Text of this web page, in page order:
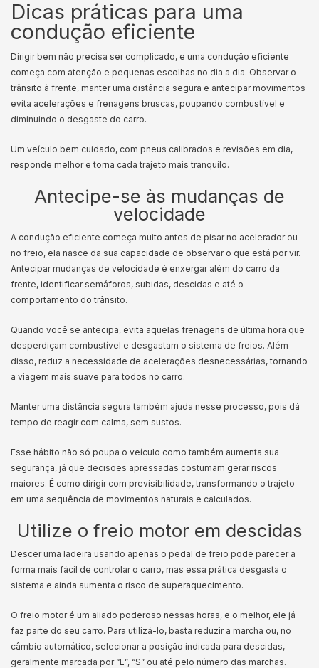
Dicas práticas para uma
condução eficiente
Dirigir bem não precisa ser complicado, e uma condução eficiente
começa com atenção e pequenas escolhas no dia a dia. Observar o
trânsito à frente, manter uma distância segura e antecipar movimentos
evita acelerações e frenagens bruscas, poupando combustível e
diminuindo o desgaste do carro.
Um veículo bem cuidado, com pneus calibrados e revisões em dia,
responde melhor e torna cada trajeto mais tranquilo.
Antecipe-se às mudanças de
velocidade
A condução eficiente começa muito antes de pisar no acelerador ou
no freio, ela nasce da sua capacidade de observar o que está por vir.
Antecipar mudanças de velocidade é enxergar além do carro da
frente, identificar semáforos, subidas, descidas e até o
comportamento do trânsito.
Quando você se antecipa, evita aquelas frenagens de última hora que
desperdiçam combustível e desgastam o sistema de freios. Além
disso, reduz a necessidade de acelerações desnecessárias, tornando
a viagem mais suave para todos no carro.
Manter uma distância segura também ajuda nesse processo, pois dá
tempo de reagir com calma, sem sustos.
Esse hábito não só poupa o veículo como também aumenta sua
segurança, já que decisões apressadas costumam gerar riscos
maiores. É como dirigir com previsibilidade, transformando o trajeto
em uma sequência de movimentos naturais e calculados.
Utilize o freio motor em descidas
Descer uma ladeira usando apenas o pedal de freio pode parecer a
forma mais fácil de controlar o carro, mas essa prática desgasta o
sistema e ainda aumenta o risco de superaquecimento.
O freio motor é um aliado poderoso nessas horas, e o melhor, ele já
faz parte do seu carro. Para utilizá-lo, basta reduzir a marcha ou, no
câmbio automático, selecionar a posição indicada para descidas,
geralmente marcada por “L”, “S” ou até pelo número das marchas.